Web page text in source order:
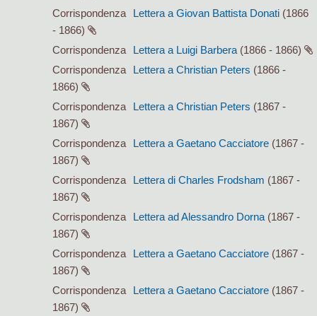
Corrispondenza
Lettera a Giovan Battista Donati (1866
- 1866)
Corrispondenza
Lettera a Luigi Barbera (1866 - 1866)
Corrispondenza
Lettera a Christian Peters (1866 -
1866)
Corrispondenza
Lettera a Christian Peters (1867 -
1867)
Corrispondenza
Lettera a Gaetano Cacciatore (1867 -
1867)
Corrispondenza
Lettera di Charles Frodsham (1867 -
1867)
Corrispondenza
Lettera ad Alessandro Dorna (1867 -
1867)
Corrispondenza
Lettera a Gaetano Cacciatore (1867 -
1867)
Corrispondenza
Lettera a Gaetano Cacciatore (1867 -
1867)